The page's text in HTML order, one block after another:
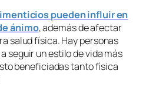
pueden influir en
ánimo, además de afectar
salud física. Hay personas
seguir un estilo de vida más
beneficiadas tanto física